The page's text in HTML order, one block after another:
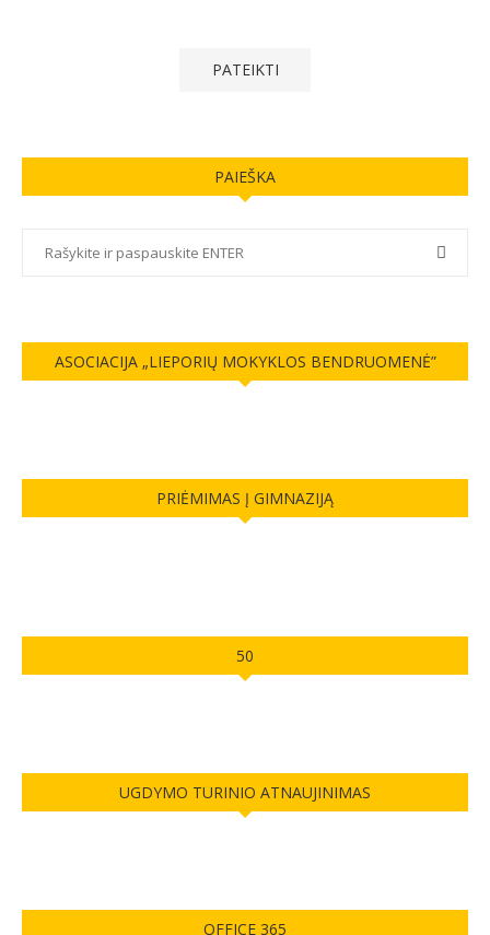
PAIEŠKA
ASOCIACIJA „LIEPORIŲ MOKYKLOS BENDRUOMENĖ”
PRIĖMIMAS Į GIMNAZIJĄ
50
UGDYMO TURINIO ATNAUJINIMAS
OFFICE 365